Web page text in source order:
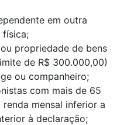
em outra
física;
propriedade de bens
de R$ 300.000,00)
ou companheiro;
com mais de 65
mensal inferior a
à declaração;